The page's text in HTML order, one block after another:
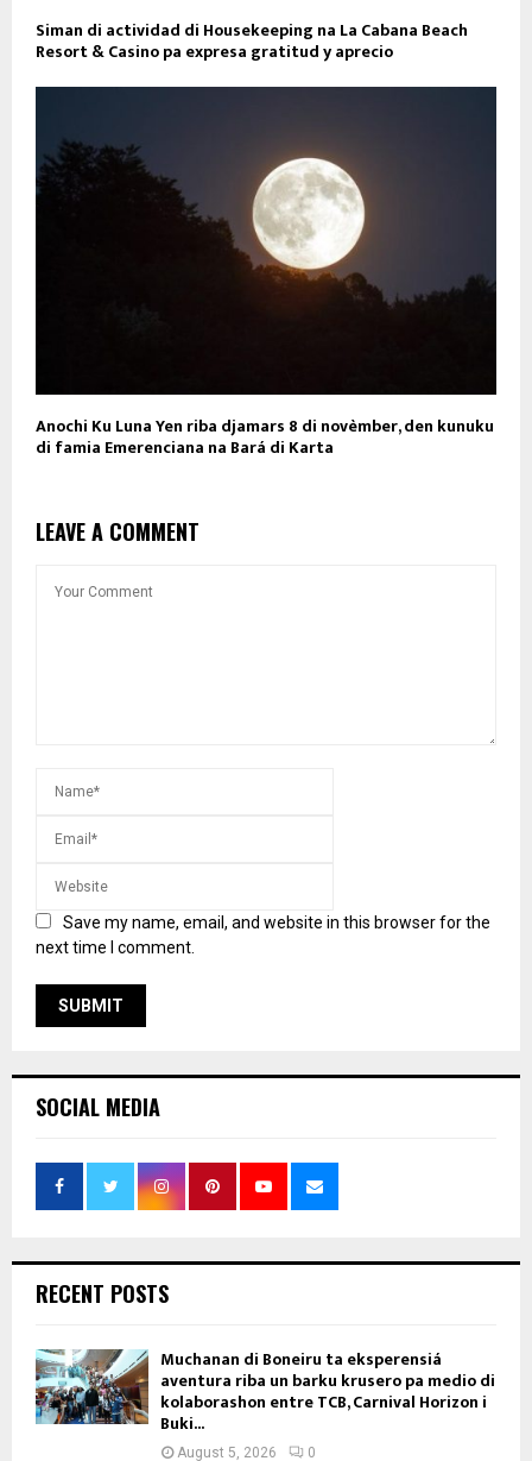
Siman di actividad di Housekeeping na La Cabana Beach
Resort & Casino pa expresa gratitud y aprecio
Anochi Ku Luna Yen riba djamars 8 di novèmber, den kunuku
di famia Emerenciana na Bará di Karta
LEAVE A COMMENT
Save my name, email, and website in this browser for the
next time I comment.
SOCIAL MEDIA
RECENT POSTS
Muchanan di Boneiru ta eksperensiá
aventura riba un barku krusero pa medio di
kolaborashon entre TCB, Carnival Horizon i
Buki...
August 5, 2026 0